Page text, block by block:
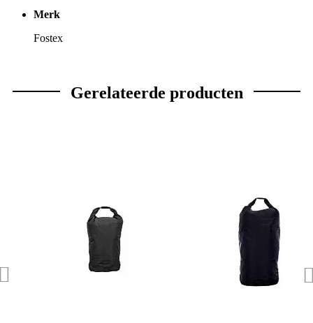
Merk
Fostex
Gerelateerde producten